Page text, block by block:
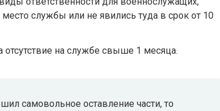
службы или не явились туда в срок от 10
отсутствие на службе свыше 1 месяца.
самовольное оставление части, то